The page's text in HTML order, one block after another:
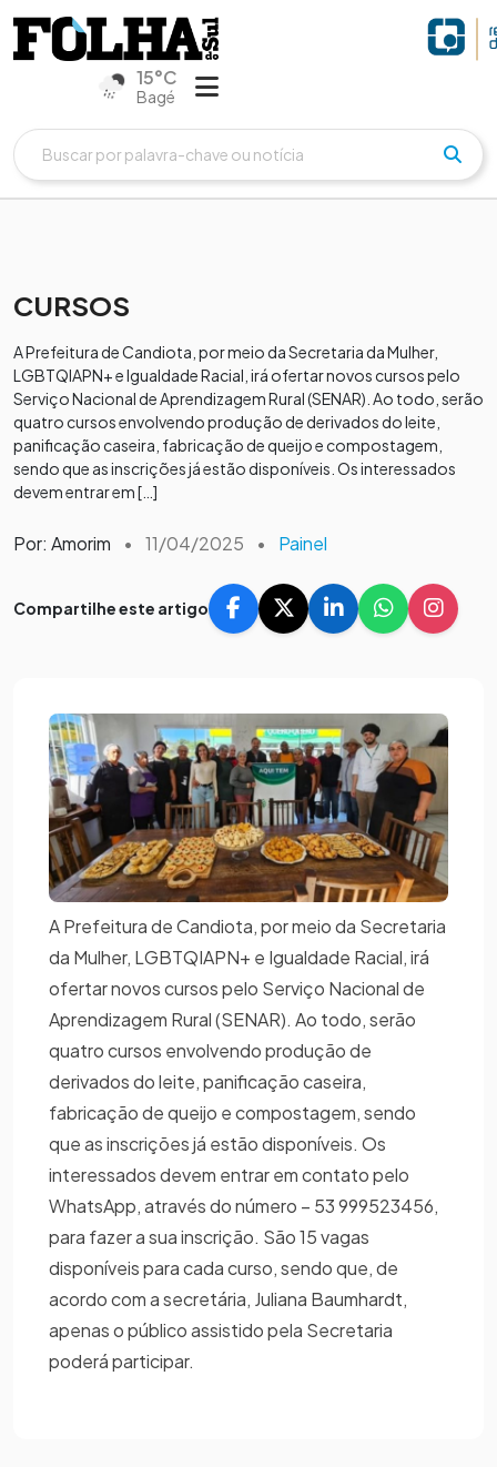
15°C
Bagé
CURSOS
A Prefeitura de Candiota, por meio da Secretaria da Mulher,
LGBTQIAPN+ e Igualdade Racial, irá ofertar novos cursos pelo
Serviço Nacional de Aprendizagem Rural (SENAR). Ao todo, serão
quatro cursos envolvendo produção de derivados do leite,
panificação caseira, fabricação de queijo e compostagem,
sendo que as inscrições já estão disponíveis. Os interessados
devem entrar em […]
Por: Amorim • 11/04/2025 • Painel
Compartilhe este artigo
A Prefeitura de Candiota, por meio da Secretaria
da Mulher, LGBTQIAPN+ e Igualdade Racial, irá
ofertar novos cursos pelo Serviço Nacional de
Aprendizagem Rural (SENAR). Ao todo, serão
quatro cursos envolvendo produção de
derivados do leite, panificação caseira,
fabricação de queijo e compostagem, sendo
que as inscrições já estão disponíveis. Os
interessados devem entrar em contato pelo
WhatsApp, através do número – 53 999523456,
para fazer a sua inscrição. São 15 vagas
disponíveis para cada curso, sendo que, de
acordo com a secretária, Juliana Baumhardt,
apenas o público assistido pela Secretaria
poderá participar.